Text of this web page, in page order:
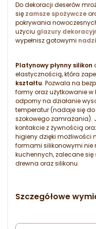
Do dekoracji deserów
się zamsze spożywcze
pokrywania
użyciu glazury
wypełnisz gotowymi
Platynowy płynny silikon
elastycznością, która
kształtu. Pozwala na
formy oraz użytkowanie
odporny na działanie
temperatur (nadaje się
szokowego zamrażania).
kontakcie z żywnością
higieny dzięki możliwości
formami silikonowymi nie
kuchennych, zalecane się
drewna oraz silikonu.
Szczegółowe